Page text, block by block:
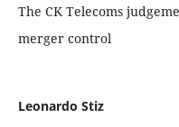
The CK Telecoms
merger control
Leonardo Stiz